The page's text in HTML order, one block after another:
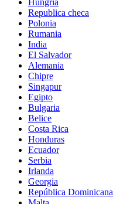
Hungría
Republica checa
Polonia
Rumania
India
El Salvador
Alemania
Chipre
Singapur
Egipto
Bulgaria
Belice
Costa Rica
Honduras
Ecuador
Serbia
Irlanda
Georgia
República Dominicana